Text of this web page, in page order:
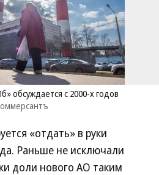
обсуждается с 2000-х годов
«отдать» в руки
Раньше не исключали
доли нового АО таким